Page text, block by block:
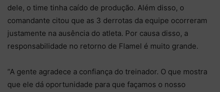
dele, o time tinha caído de produção. Além disso, o
comandante citou que as 3 derrotas da equipe ocorreram
justamente na ausência do atleta. Por causa disso, a
responsabilidade no retorno de Flamel é muito grande.
“A gente agradece a confiança do treinador. O que mostra
que ele dá oportunidade para que façamos o nosso